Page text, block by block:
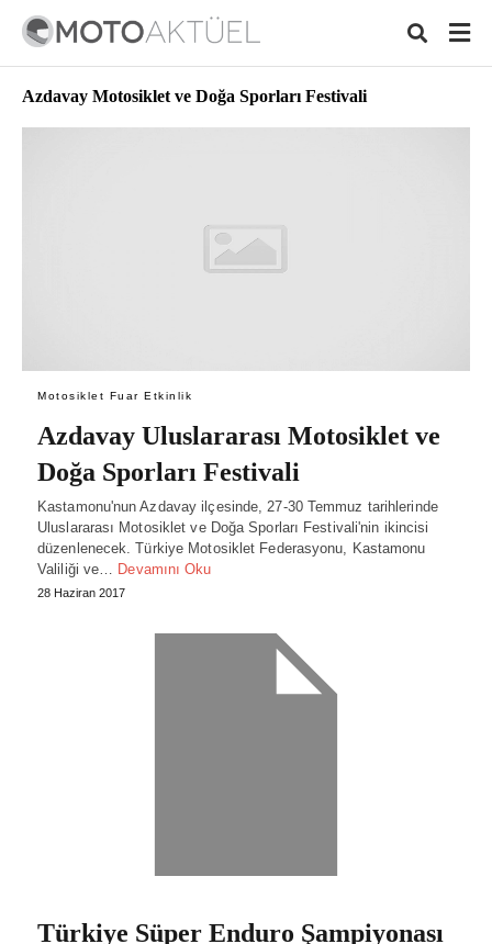
Azdavay Motosiklet ve Doğa Sporları Festivali
Motosiklet Fuar Etkinlik
Azdavay Uluslararası Motosiklet ve
Doğa Sporları Festivali
Kastamonu'nun Azdavay ilçesinde, 27-30 Temmuz tarihlerinde
Uluslararası Motosiklet ve Doğa Sporları Festivali'nin ikincisi
düzenlenecek. Türkiye Motosiklet Federasyonu, Kastamonu
Valiliği ve… Devamını Oku
28 Haziran 2017
Türkiye Süper Enduro Şampiyonası